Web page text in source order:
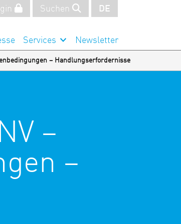
Services Newsletter
Suchen DE
– Handlungserfordernisse
–
–